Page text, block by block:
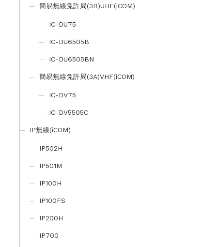
簡易無線免許局(3B)UHF(iCOM)
IC-DU75
IC-DU6505B
IC-DU6505BN
簡易無線免許局(3A)VHF(iCOM)
IC-DV75
IC-DV5505C
IP無線(iCOM)
IP502H
IP501M
IP100H
IP100FS
IP200H
IP700